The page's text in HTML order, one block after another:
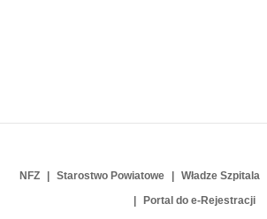
NFZ Starostwo Powiatowe Władze Szpitala
Portal do e-Rejestracji